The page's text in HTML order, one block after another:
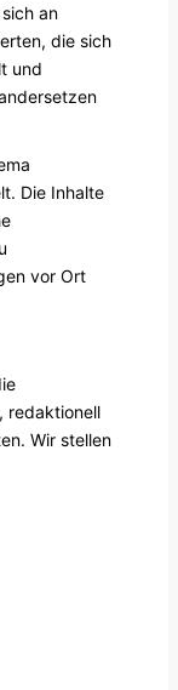
an
die sich
und
Die Inhalte
vor Ort
redaktionell
Wir stellen